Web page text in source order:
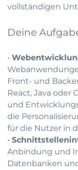
vollständigen
Deine
•
Front- und
React, Java oder
und
die
für die Nutzer in
•
Anbindung und
Datenbanken